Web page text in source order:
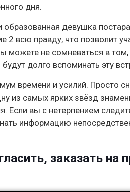
дня.
девушка
всю правду, что позволит
можете не сомневаться в
долго вспоминать эту
времени и усилий. Просто
из самых ярких звёзд
вы с нетерпением
информацию
заказать на